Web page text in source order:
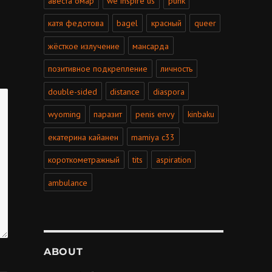
катя федотова bagel красный queer
жёсткое излучение мансарда
позитивное подкрепление личность
double-sided distance diaspora
wyoming паразит penis envy kinbaku
екатерина кайанен mamiya c33
короткометражный tits aspiration
ambulance
ABOUT